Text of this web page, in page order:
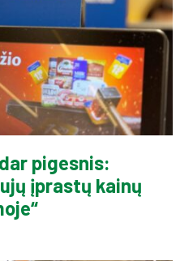
pigesnis:
įprastų kainų